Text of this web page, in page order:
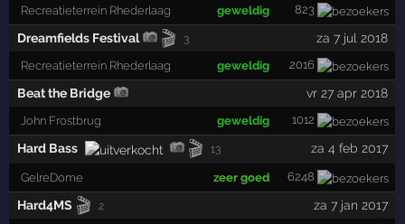
Recreatieterrein Rhederlaag geweldig 823
Dreamfields Festival 🎬 3 za 7 jul 2018
Recreatieterrein Rhederlaag geweldig 2016
Beat the Bridge vr 27 apr 2018
John Frostbrug geweldig 1012
Hard Bass 🎬 13 za 4 feb 2017
GelreDome zeer goed 6248
Hard4MS 🎬 2 za 7 jan 2017